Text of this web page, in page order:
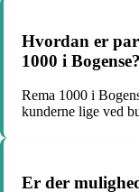
Hvordan er
1000 i Bogense?
Rema 1000 i
kunderne lige ved
Er der